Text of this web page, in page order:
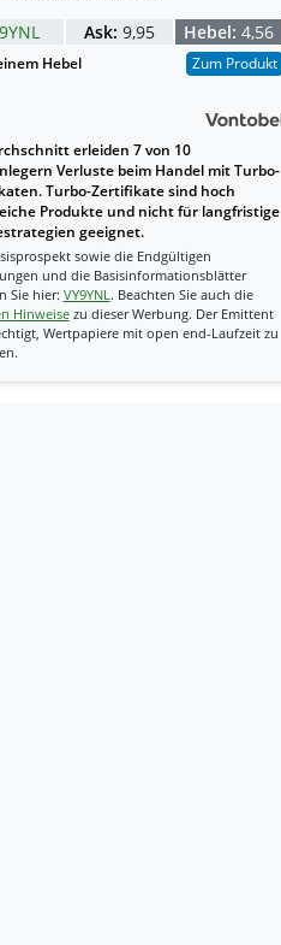
Ask: 9,95 Hebel: 4,56
Hebel Zum Produkt
erleiden 7 von 10
Verluste beim Handel mit Turbo-
Turbo-Zertifikate sind hoch
Produkte und nicht für langfristige
geeignet.
sowie die Endgültigen
und die Basisinformationsblätter
Sie hier: VY9YNL . Beachten Sie auch die
Hinweisezu dieser Werbung. Der Emittent
Wertpapiere mit open end-Laufzeit zu